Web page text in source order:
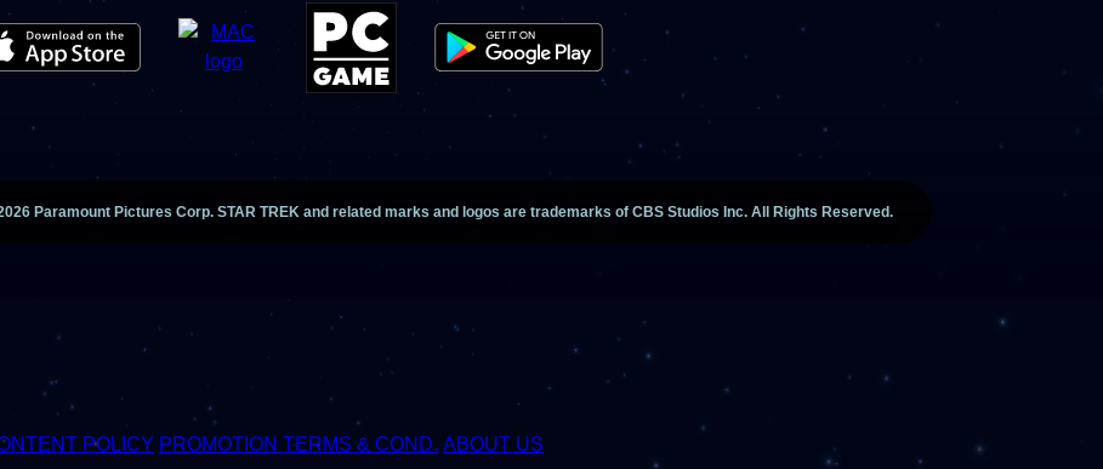
Paramount Pictures Corp. STAR TREK and related marks and logos are trademarks of CBS Studios Inc. All Rights Reserved.
POLICY PROMOTION TERMS & COND. ABOUT US